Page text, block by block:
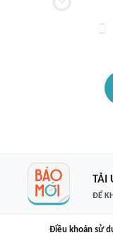
TẢI
ĐỂ
Điều khoản sử